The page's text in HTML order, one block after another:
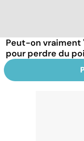
Peut-on vraiment
pour perdre du